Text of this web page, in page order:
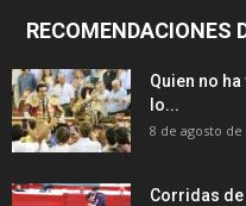
RECOMENDACIONES
Quien no
lo...
8 de agosto de
Corridas